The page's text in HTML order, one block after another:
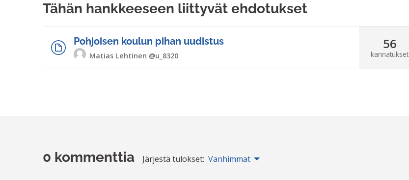
Tähän hankkeeseen liittyvät ehdotukset
Pohjoisen koulun pihan uudistus
Matias Lehtinen @u_8320
56
kannatukset
0 kommenttia Järjestä tulokset: Vanhimmat